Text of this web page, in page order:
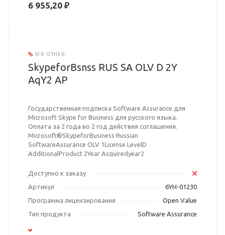
6 955,20 ₽
SFB OTHER
SkypeforBsnss RUS SA OLV D 2Y
AqY2 AP
Государственная подписка Software Assurance для
Microsoft Skype for Business для русского языка.
Оплата за 2 года во 2 год действия соглашения.
Microsoft®SkypeforBusiness Russian
SoftwareAssurance OLV 1License LevelD
AdditionalProduct 2Year Acquiredyear2
Доступно к заказу
Артикул
6YH-01230
Программа лицензирования
Open Value
Тип продукта
Software Assurance